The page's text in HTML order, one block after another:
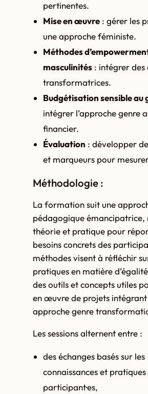
pertinentes.
Mise en œuvre : gérer les
une approche féministe.
Méthodes
masculinités : intégrer des
transformatrices.
Budgétisation sensible au
intégrer l’approche genre
financier.
Évaluation : développer
et marqueurs pour
Méthodologie :
La formation suit une
pédagogique émancipatrice,
théorie et pratique pour
besoins concrets des
méthodes visent à réfléchir
pratiques en matière
des outils et concepts utiles
en œuvre de projets intégrant
approche genre
Les sessions alternent entre :
des échanges basés sur les
connaissances et pratiques
participant·es,